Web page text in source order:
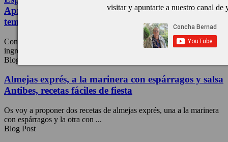
Aprovechamiento a tope, en crema, a baja
temperatura y en ensalada.
Con un bonito y apetitoso manojo de espárragos verdes, nuestro
ingrediente estrella, vamos a preparar tres recetas exprés los ...
Blog Post
Almejas exprés, a la marinera con espárragos y salsa
Antibes, recetas fáciles de fiesta
Os voy a proponer dos recetas de almejas exprés, una a la marinera
con espárragos y la otra con ...
Blog Post
visitar y apuntarte a nuestro canal de